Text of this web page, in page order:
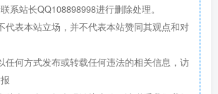
系站长QQ108898998进行删除处理。
代表本站立场，并不代表本站赞同其观点和对
任何方式发布或转载任何违法的相关信息，访